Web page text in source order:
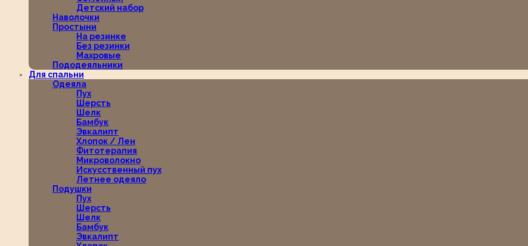
Детский набор
Наволочки
Простыни
На резинке
Без резинки
Махровые
Пододеяльники
Для спальни
Одеяла
Пух
Шерсть
Шелк
Бамбук
Эвкалипт
Хлопок / Лен
Фитотерапия
Микроволокно
Искусственный пух
Летнее одеяло
Подушки
Пух
Шерсть
Шелк
Бамбук
Эвкалипт